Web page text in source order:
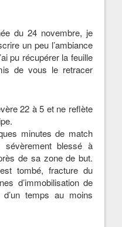
du 24 novembre, je
un peu l’ambiance
pu récupérer la feuille
de vous le retracer
22 à 5 et ne reflète
minutes de match
sévèrement blessé à
de sa zone de but.
tombé, fracture du
d’immobilisation de
d’un temps au moins